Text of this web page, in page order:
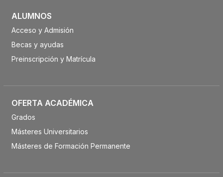
ALUMNOS
Acceso y Admisión
Becas y ayudas
Preinscripción y Matrícula
OFERTA ACADÉMICA
Grados
Másteres Universitarios
Másteres de Formación Permanente